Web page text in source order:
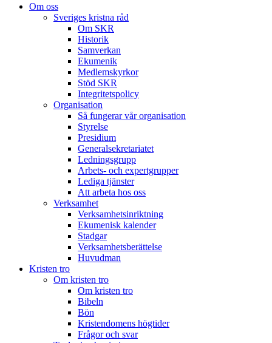
Om oss
Sveriges kristna råd
Om SKR
Historik
Samverkan
Ekumenik
Medlemskyrkor
Stöd SKR
Integritetspolicy
Organisation
Så fungerar vår organisation
Styrelse
Presidium
Generalsekretariatet
Ledningsgrupp
Arbets- och expertgrupper
Lediga tjänster
Att arbeta hos oss
Verksamhet
Verksamhetsinriktning
Ekumenisk kalender
Stadgar
Verksamhetsberättelse
Huvudman
Kristen tro
Om kristen tro
Om kristen tro
Bibeln
Bön
Kristendomens högtider
Frågor och svar